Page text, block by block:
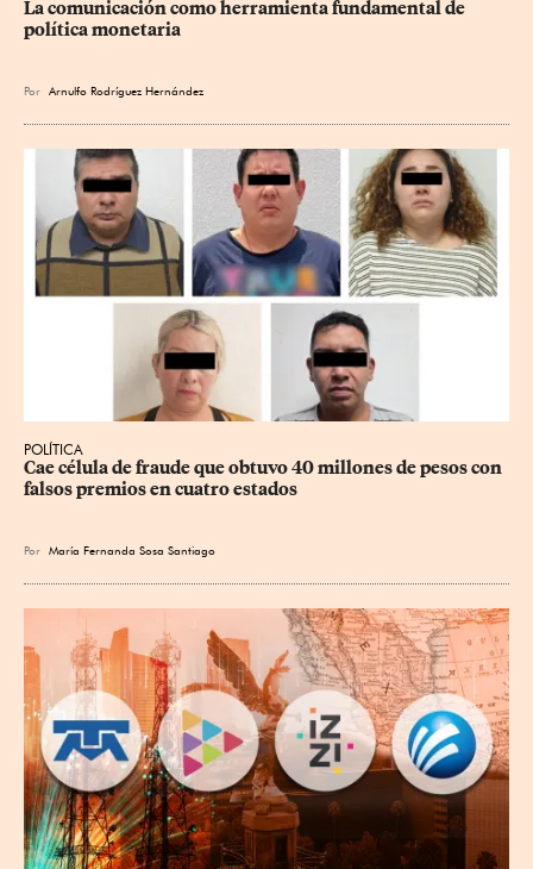
La comunicación como herramienta fundamental de
política monetaria
Por Arnulfo Rodríguez Hernández
POLÍTICA
Cae célula de fraude que obtuvo 40 millones de pesos con
falsos premios en cuatro estados
Por María Fernanda Sosa Santiago